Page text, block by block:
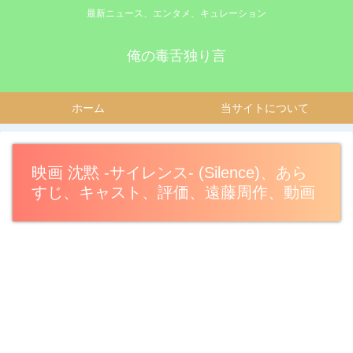
最新ニュース、エンタメ、キュレーション
俺の毒舌独り言
ホーム 当サイトについて
映画 沈黙 -サイレンス- (Silence)、あら
すじ、キャスト、評価、遠藤周作、動画